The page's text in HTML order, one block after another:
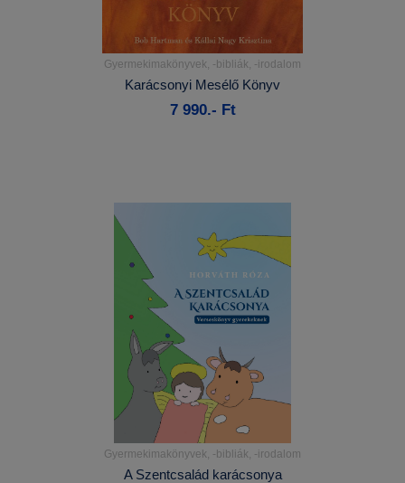
Részletek...
Kosárba
Gyermekimakönyvek, -bibliák, -irodalom
Karácsonyi Mesélő Könyv
7 990.- Ft
Részletek...
Gyermekimakönyvek, -bibliák, -irodalom
A Szentcsalád karácsonya